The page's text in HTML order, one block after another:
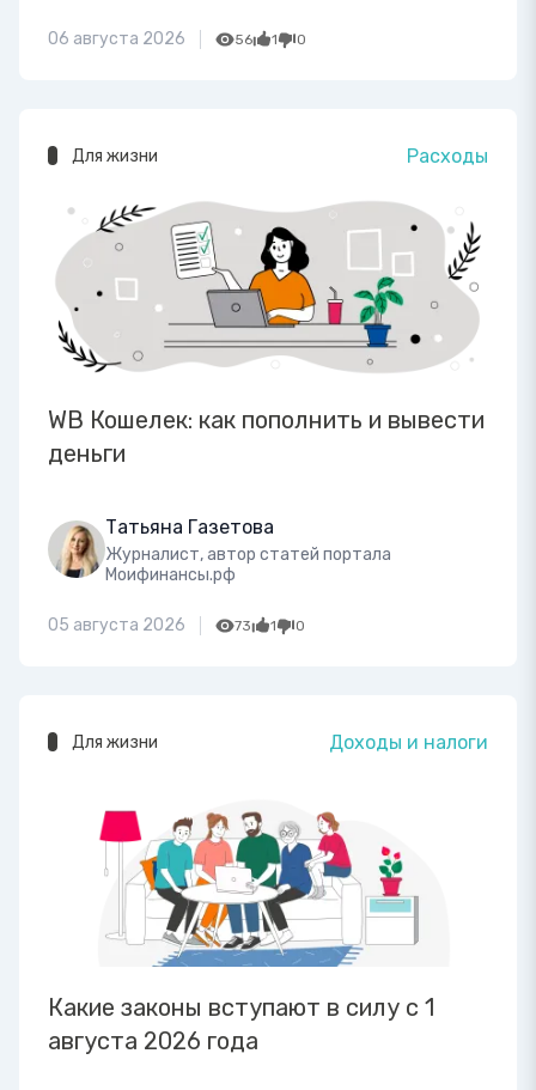
06 августа 2026 56 1 0
Для жизни Расходы
WB Кошелек: как пополнить и вывести
деньги
Татьяна Газетова
Журналист, автор статей портала
Моифинансы.рф
05 августа 2026 73 1 0
Для жизни Доходы и налоги
Какие законы вступают в силу с 1
августа 2026 года